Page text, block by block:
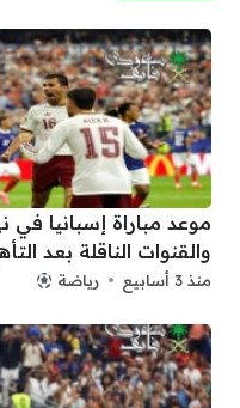
والقنوات الناقلة بعد
منذ 3 أسابيع رياضة